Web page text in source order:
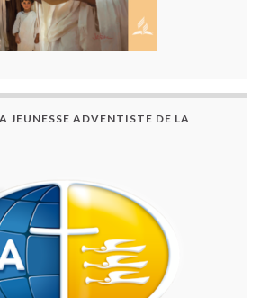
JEUNESSE ADVENTISTE DE LA